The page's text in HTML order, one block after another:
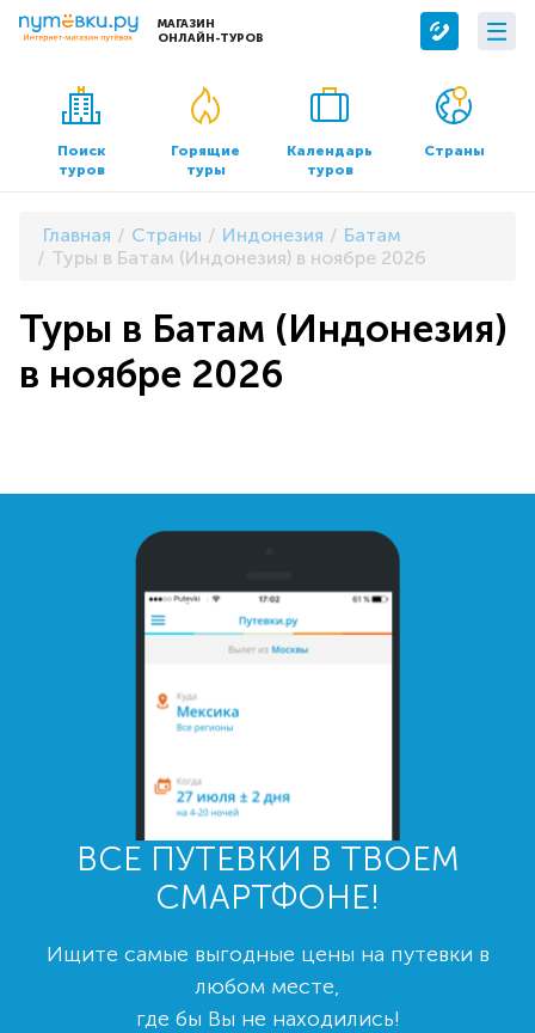
МАГАЗИН
ОНЛАЙН-ТУРОВ
Сервисы
Бронирование отелей
Трансфер
О компании
О нас
Контакты
Документы и реквизиты
Поиск
туров
Горящие
туры
Календарь
туров
Страны
Главная Страны Индонезия
Батам
Туры в Батам (Индонезия) в ноябре 2026
Туры в Батам (Индонезия)
в ноябре 2026
ВСЕ ПУТЕВКИ В ТВОЕМ
СМАРТФОНЕ!
Ищите самые выгодные цены на путевки в
любом месте,
где бы Вы не находились!